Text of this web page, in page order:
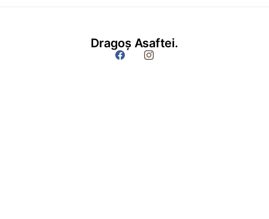
Dragoș Asaftei.